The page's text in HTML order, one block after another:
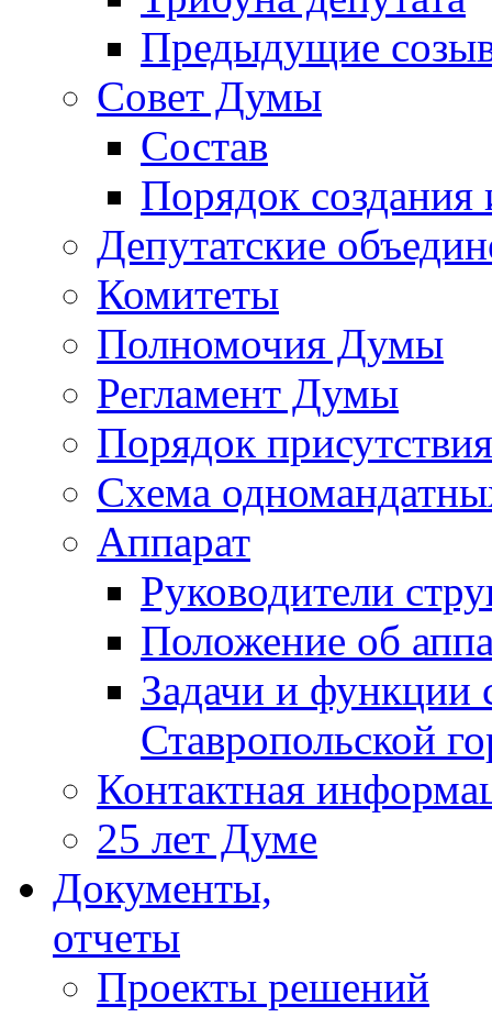
Предыдущие
Совет Думы
Состав
Порядок создания
Депутатские
Комитеты
Полномочия Думы
Регламент Думы
Порядок
Схема
Аппарат
Руководители
Положение об
Задачи и функции
Ставропольской
Контактная
25 лет Думе
Документы,
отчеты
Проекты решений